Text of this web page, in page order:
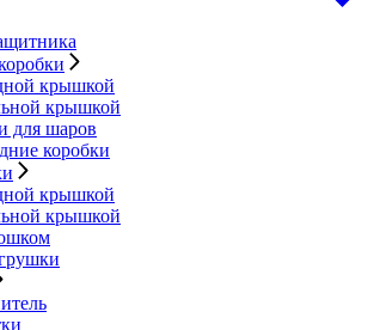
крышкой
крышкой
для шаров
коробки
крышкой
крышкой